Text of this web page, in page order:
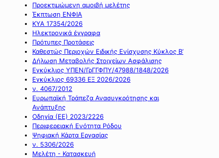
Προεκτιμώμενη αμοιβή μελέτης
Έκπτωση ΕΝΦΙΑ
ΚΥΑ 17354/2026
Ηλεκτρονικά έγγραφα
Πρότυπες Προτάσεις
Καθεστώς Περιοχών Ειδικής Ενίσχυσης Κύκλος Β’
Δήλωση Μεταβολής Στοιχείων Ασφάλισης
Εγκύκλιος ΥΠΕΝ/ΓρΓΓΦΠΥ/47988/1848/2026
Εγκύκλιος 69336 ΕΞ 2026/2026
ν. 4067/2012
Ευρωπαϊκή Τράπεζα Ανασυγκρότησης και
Ανάπτυξης
Οδηγία (ΕΕ) 2023/2226
Περιφερειακή Ενότητα Ρόδου
Ψηφιακή Κάρτα Εργασίας
ν. 5306/2026
Μελέτη - Κατασκευή